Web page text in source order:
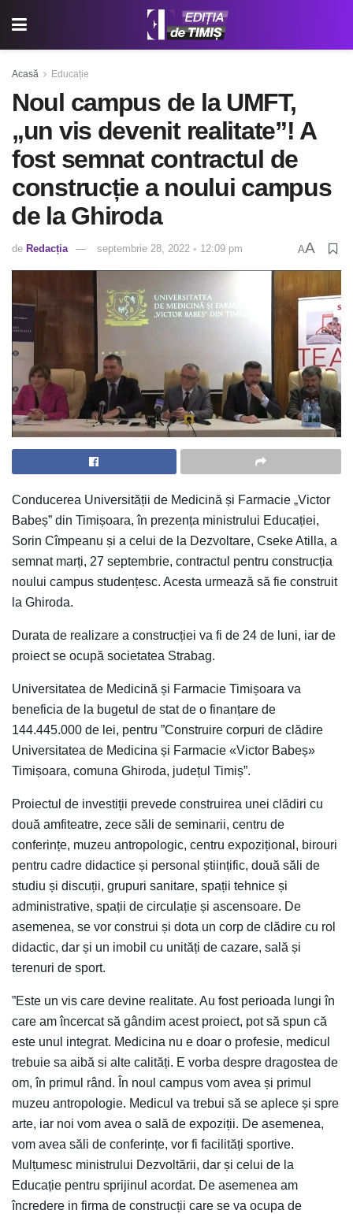
Acasă Educație
Noul campus de la UMFT,
„un vis devenit realitate”! A
fost semnat contractul de
construcție a noului campus
de la Ghiroda
de Redacția septembrie 28, 2022 ◦ 12:09 pm AA
Conducerea Universității de Medicină și Farmacie „Victor
Babeș” din Timișoara, în prezența ministrului Educației,
Sorin Cîmpeanu și a celui de la Dezvoltare, Cseke Atilla, a
semnat marți, 27 septembrie, contractul pentru construcția
noului campus studențesc. Acesta urmează să fie construit
la Ghiroda.
Durata de realizare a construcției va fi de 24 de luni, iar de
proiect se ocupă societatea Strabag.
Universitatea de Medicină și Farmacie Timișoara va
beneficia de la bugetul de stat de o finanțare de
144.445.000 de lei, pentru ”Construire corpuri de clădire
Universitatea de Medicina și Farmacie «Victor Babeș»
Timișoara, comuna Ghiroda, județul Timiș”.
Proiectul de investiții prevede construirea unei clădiri cu
două amfiteatre, zece săli de seminarii, centru de
conferințe, muzeu antropologic, centru expozițional, birouri
pentru cadre didactice și personal științific, două săli de
studiu și discuții, grupuri sanitare, spații tehnice și
administrative, spații de circulație și ascensoare. De
asemenea, se vor construi și dota un corp de clădire cu rol
didactic, dar și un imobil cu unități de cazare, sală și
terenuri de sport.
”Este un vis care devine realitate. Au fost perioada lungi în
care am încercat să gândim acest proiect, pot să spun că
este unul integrat. Medicina nu e doar o profesie, medicul
trebuie sa aibă si alte calități. E vorba despre dragostea de
om, în primul rând. În noul campus vom avea și primul
muzeu antropologie. Medicul va trebui să se aplece și spre
arte, iar noi vom avea o sală de expoziții. De asemenea,
vom avea săli de conferințe, vor fi facilități sportive.
Mulțumesc ministrului Dezvoltării, dar și celui de la
Educație pentru sprijinul acordat. De asemenea am
încredere in firma de construcții care se va ocupa de